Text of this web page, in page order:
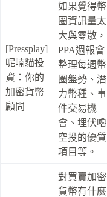
[Pressplay]
呢喃貓投
資：你的
加密貨幣
顧問
如果覺得幣
圈資訊量太
大與零散，
PPA週報會
整理每週幣
圈盤勢、潛
力幣種、事
件交易機
會、埋伏嚕
空投的優質
項目等。
對買賣加密
貨幣有什麼